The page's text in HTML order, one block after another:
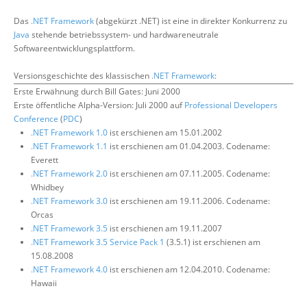
Über uns
Das .NET Framework(abgekürzt .NET) ist eine in direkter Konkurrenz zu
Java stehende betriebssystem- und hardwareneutrale
Softwareentwicklungsplattform.
Versionsgeschichte des klassischen .NET Framework:
Erste Erwähnung durch Bill Gates: Juni 2000
Erste öffentliche Alpha-Version: Juli 2000 aufProfessional Developers
Conference (PDC)
.NET Framework 1.0 ist erschienen am 15.01.2002
.NET Framework 1.1 ist erschienen am 01.04.2003. Codename:
Everett
.NET Framework 2.0 ist erschienen am 07.11.2005. Codename:
Whidbey
.NET Framework 3.0 ist erschienen am 19.11.2006. Codename:
Orcas
.NET Framework 3.5 ist erschienen am 19.11.2007
.NET Framework 3.5 Service Pack 1 (3.5.1) ist erschienen am
15.08.2008
.NET Framework 4.0 ist erschienen am 12.04.2010. Codename:
Hawaii